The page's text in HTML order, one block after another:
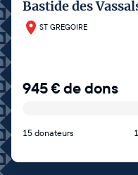
Bastide des
ST GREGOIRE
945€de dons
15 donateurs